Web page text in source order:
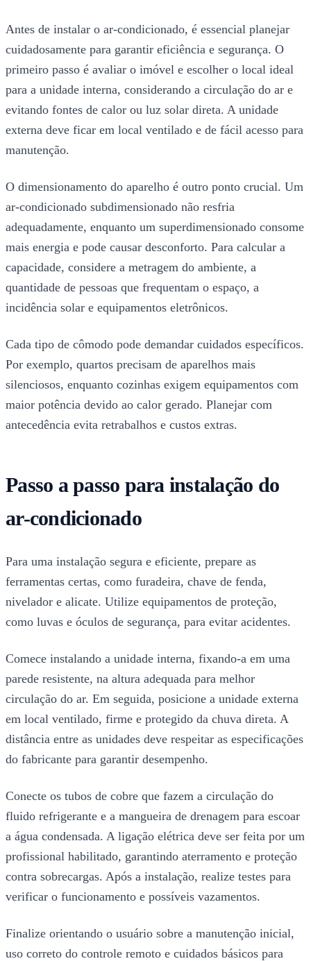
Antes de instalar o ar-condicionado, é essencial planejar
cuidadosamente para garantir eficiência e segurança. O
primeiro passo é avaliar o imóvel e escolher o local ideal
para a unidade interna, considerando a circulação do ar e
evitando fontes de calor ou luz solar direta. A unidade
externa deve ficar em local ventilado e de fácil acesso para
manutenção.
O dimensionamento do aparelho é outro ponto crucial. Um
ar-condicionado subdimensionado não resfria
adequadamente, enquanto um superdimensionado consome
mais energia e pode causar desconforto. Para calcular a
capacidade, considere a metragem do ambiente, a
quantidade de pessoas que frequentam o espaço, a
incidência solar e equipamentos eletrônicos.
Cada tipo de cômodo pode demandar cuidados específicos.
Por exemplo, quartos precisam de aparelhos mais
silenciosos, enquanto cozinhas exigem equipamentos com
maior potência devido ao calor gerado. Planejar com
antecedência evita retrabalhos e custos extras.
Passo a passo para instalação do
ar-condicionado
Para uma instalação segura e eficiente, prepare as
ferramentas certas, como furadeira, chave de fenda,
nivelador e alicate. Utilize equipamentos de proteção,
como luvas e óculos de segurança, para evitar acidentes.
Comece instalando a unidade interna, fixando-a em uma
parede resistente, na altura adequada para melhor
circulação do ar. Em seguida, posicione a unidade externa
em local ventilado, firme e protegido da chuva direta. A
distância entre as unidades deve respeitar as especificações
do fabricante para garantir desempenho.
Conecte os tubos de cobre que fazem a circulação do
fluido refrigerante e a mangueira de drenagem para escoar
a água condensada. A ligação elétrica deve ser feita por um
profissional habilitado, garantindo aterramento e proteção
contra sobrecargas. Após a instalação, realize testes para
verificar o funcionamento e possíveis vazamentos.
Finalize orientando o usuário sobre a manutenção inicial,
uso correto do controle remoto e cuidados básicos para